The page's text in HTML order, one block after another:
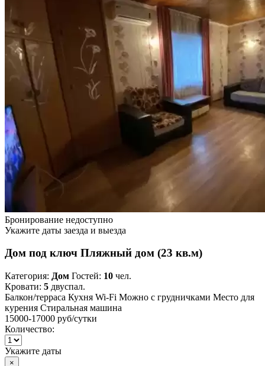
Бронирование недоступно
Укажите даты заезда и выезда
Дом под ключ Пляжный дом (23 кв.м)
Категория: Дом Гостей: 10 чел.
Кровати: 5 двуспал.
Балкон/терраса Кухня Wi-Fi Можно с грудничками Место для
курения Стиральная машина
15000-17000 руб/сутки
Количество:
Укажите даты
×